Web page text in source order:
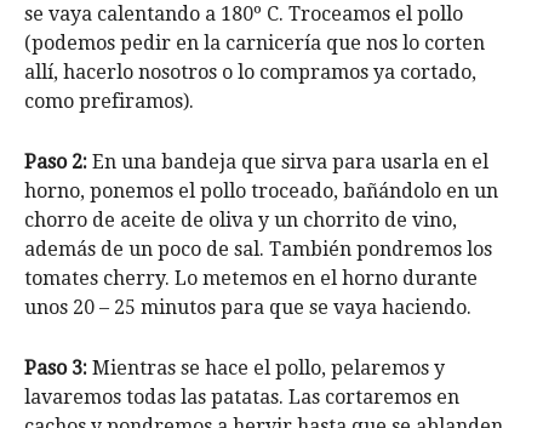
se vaya calentando a 180º C. Troceamos el pollo
(podemos pedir en la carnicería que nos lo corten
allí, hacerlo nosotros o lo compramos ya cortado,
como prefiramos).
Paso 2: En una bandeja que sirva para usarla en el
horno, ponemos el pollo troceado, bañándolo en un
chorro de aceite de oliva y un chorrito de vino,
además de un poco de sal. También pondremos los
tomates cherry. Lo metemos en el horno durante
unos 20 – 25 minutos para que se vaya haciendo.
Paso 3: Mientras se hace el pollo, pelaremos y
lavaremos todas las patatas. Las cortaremos en